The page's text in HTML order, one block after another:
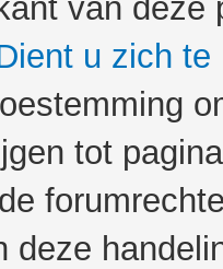
van
u zich te
tot
deze